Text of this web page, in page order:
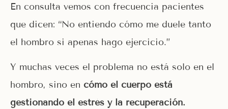
En consulta vemos con frecuencia pacientes
que dicen: “No entiendo cómo me duele tanto
el hombro si apenas hago ejercicio.”
Y muchas veces el problema no está solo en el
hombro, sino en cómo el cuerpo está
gestionando el estrés y la recuperación.